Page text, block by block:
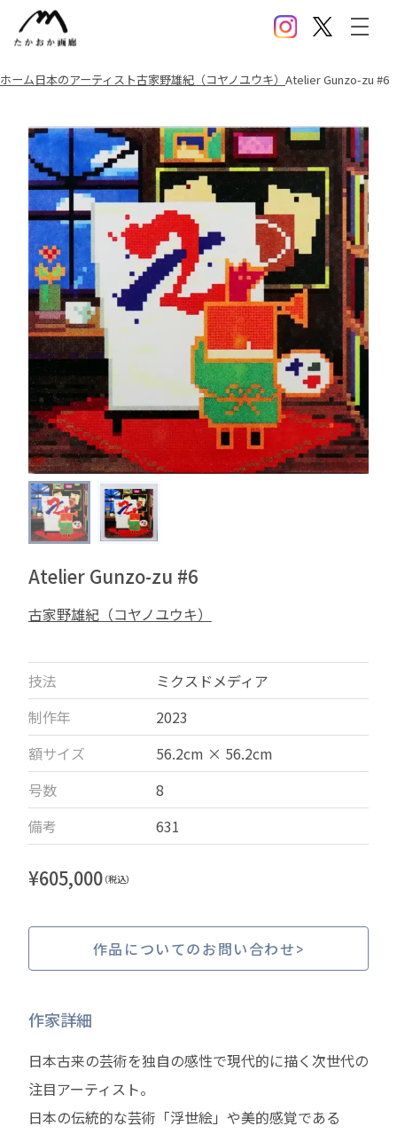
InstagramX(Twitter)
メニ
ホーム日本のアーティスト古家野雄紀（コヤノユウキ） Atelier Gunzo-zu #6
Atelier Gunzo-zu #6
古家野雄紀（コヤノユウキ）
技法
ミクスドメディア
制作年
2023
額サイズ
56.2cm × 56.2cm
号数
8
備考
631
¥605,000 （税込）
作品についてのお問い合わせ
作家詳細
日本古来の芸術を独自の感性で現代的に描く次世代の
注目アーティスト。
日本の伝統的な芸術「浮世絵」や美的感覚である